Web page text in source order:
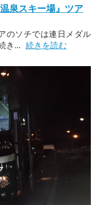
泉スキー場』ツア
のソチでは連日メダル
き... 続きを読む